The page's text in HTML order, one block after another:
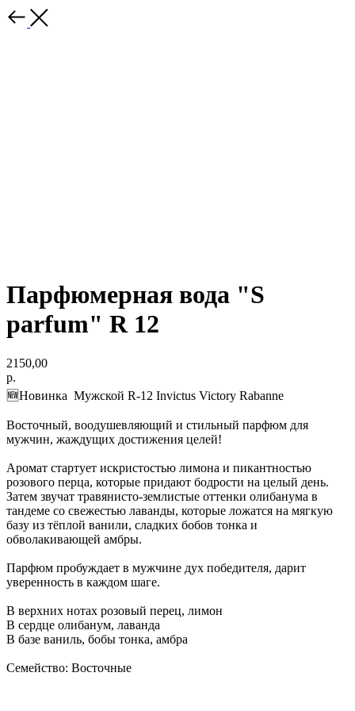
Парфюмерная вода "S
parfum" R 12
2150,00
р.
🆕Новинка Мужской R-12 Invictus Victory Rabanne
Восточный, воодушевляющий и стильный парфюм для
мужчин, жаждущих достижения целей!
Аромат стартует искристостью лимона и пикантностью
розового перца, которые придают бодрости на целый день.
Затем звучат травянисто-землистые оттенки олибанума в
тандеме со свежестью лаванды, которые ложатся на мягкую
базу из тёплой ванили, сладких бобов тонка и
обволакивающей амбры.
Парфюм пробуждает в мужчине дух победителя, дарит
уверенность в каждом шаге.
В верхних нотах розовый перец, лимон
В сердце олибанум, лаванда
В базе ваниль, бобы тонка, амбра
Семейство: Восточные